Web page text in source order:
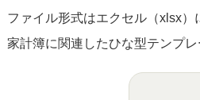
ファイル形式はエクセル（xlsx）
家計簿に関連したひな型テンプ